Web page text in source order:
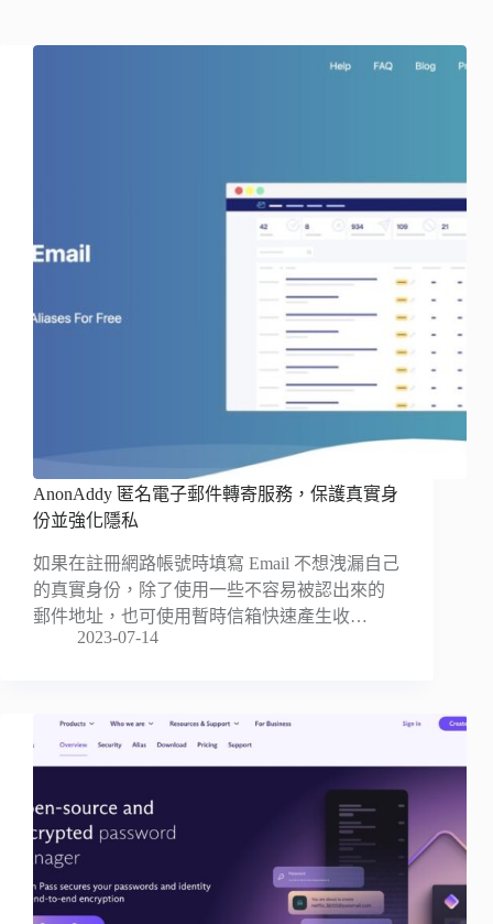
AnonAddy 匿名電子郵件轉寄服務，保護真實身
份並強化隱私
如果在註冊網路帳號時填寫 Email 不想洩漏自己
的真實身份，除了使用一些不容易被認出來的
郵件地址，也可使用暫時信箱快速產生收…
2023-07-14